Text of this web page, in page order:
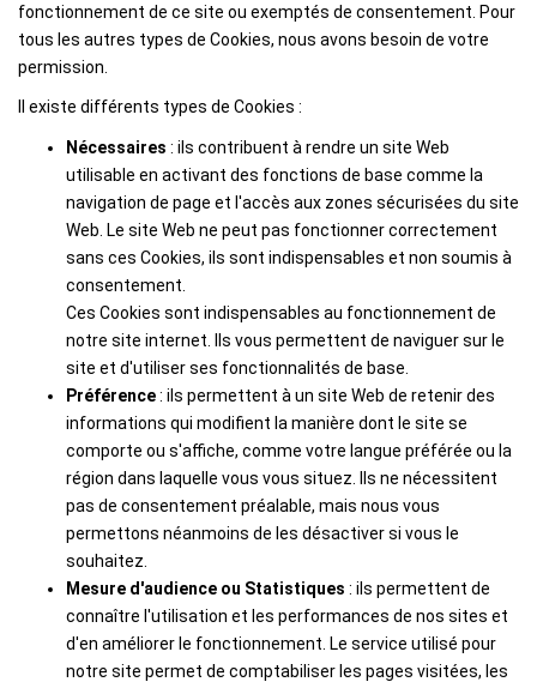
fonctionnement de ce site ou exemptés de consentement. Pour
tous les autres types de Cookies, nous avons besoin de votre
permission.
Il existe différents types de Cookies :
Nécessaires : ils contribuent à rendre un site Web
utilisable en activant des fonctions de base comme la
navigation de page et l'accès aux zones sécurisées du site
Web. Le site Web ne peut pas fonctionner correctement
sans ces Cookies, ils sont indispensables et non soumis à
consentement.
Ces Cookies sont indispensables au fonctionnement de
notre site internet. Ils vous permettent de naviguer sur le
site et d'utiliser ses fonctionnalités de base.
Préférence: ils permettent à un site Web de retenir des
informations qui modifient la manière dont le site se
comporte ou s'affiche, comme votre langue préférée ou la
région dans laquelle vous vous situez. Ils ne nécessitent
pas de consentement préalable, mais nous vous
permettons néanmoins de les désactiver si vous le
souhaitez.
Mesure d'audience ou Statistiques : ils permettent de
connaître l'utilisation et les performances de nos sites et
d'en améliorer le fonctionnement. Le service utilisé pour
notre site permet de comptabiliser les pages visitées, les